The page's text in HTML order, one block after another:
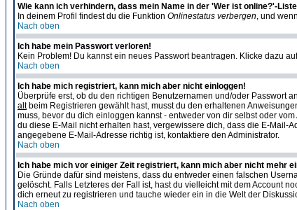
Wie kann ich verhindern, dass mein Name in der 'Wer ist online?'-
In deinem Profil findest du die Funktion Onlinestatus verbergen, und
Nach oben
Ich habe mein Passwort verloren!
Kein Problem! Du kannst ein neues Passwort beantragen. Klicke dazu
Nach oben
Ich habe mich registriert, kann mich aber nicht einloggen!
Überprüfe erst, ob du den richtigen Benutzernamen und/oder Passwort
altbeim Registrieren gewählt hast, musst du den erhaltenen
muss, bevor du dich einloggen kannst - entweder von dir selbst oder
du diese E-Mail nicht erhalten hast, vergewissere dich, dass die E-Mail-
angegebene E-Mail-Adresse richtig ist, kontaktiere den Administrator.
Nach oben
Ich habe mich vor einiger Zeit registriert, kann mich aber nicht mehr
Die Gründe dafür sind meistens, dass du entweder einen falschen
gelöscht. Falls Letzteres der Fall ist, hast du vielleicht mit dem Account
dich erneut zu registrieren und tauche wieder ein in die Welt der
Nach oben